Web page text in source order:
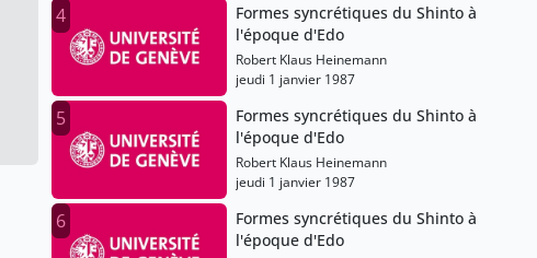
4
Formes syncrétiques du Shinto à
l'époque d'Edo
Robert Klaus Heinemann
jeudi 1 janvier 1987
5
Formes syncrétiques du Shinto à
l'époque d'Edo
Robert Klaus Heinemann
jeudi 1 janvier 1987
6
Formes syncrétiques du Shinto à
l'époque d'Edo